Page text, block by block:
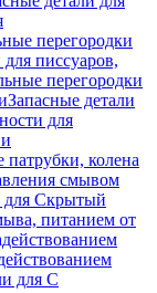
перегородки
писсуаров,
перегородки
Запасные детали
для
колена
смывом
для Скрытый
питанием от
для С